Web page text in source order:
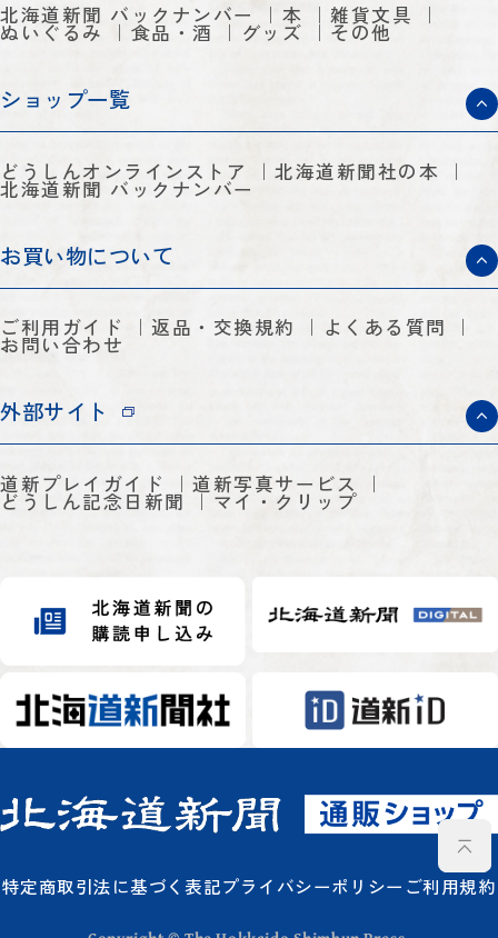
北海道新聞 バックナンバー 本 雑貨文具
ぬいぐるみ 食品・酒 グッズ その他
ショップ一覧
どうしんオンラインストア 北海道新聞社の本
北海道新聞 バックナンバー
お買い物について
ご利用ガイド 返品・交換規約 よくある質問
お問い合わせ
外部サイト
道新プレイガイド 道新写真サービス
どうしん記念日新聞 マイ・クリップ
特定商取引法に基づく表記プライバシーポリシー ご利用規約